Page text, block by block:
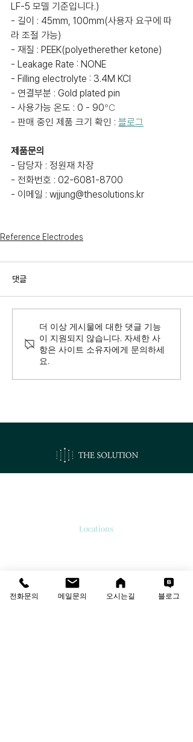
LF-5 모델 기준입니다.)
- 길이 : 45mm, 100mm(사용자 요구에 따
라 조절 가능)
- 재질 : PEEK(polyetherether ketone)
- Leakage Rate : NONE
- Filling electrolyte : 3.4M KCl
- 연결부분 : Gold plated pin
- 사용가능 온도 : 0 - 90℃
- 판매 중인 제품 크기 확인 : 블로그
제품문의
- 담당자 : 정원재 차장
- 전화번호 : 02-6081-8700
- 이메일 : wjjung@thesolutions.kr
Reference Electrodes
댓글
더 이상 게시물에 대한 댓글 기능
이 지원되지 않습니다. 자세한 사
항은 사이트 소유자에게 문의하세
요.
Locations
info@thesolutions.kr
전화문의 메일문의 오시는길 블로그